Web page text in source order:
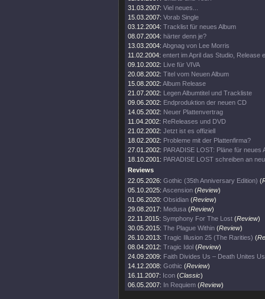
31.03.2007: Viel neues...
15.03.2007: Vorab Single
03.12.2004: Tracklist für neues Album
08.07.2004: härter denn je?
13.03.2004: Abgnag von Lee Morris
11.02.2004: entert im April das Studio, Release
09.10.2002: Live für VIVA
20.08.2002: Titel vom Neuen Album
15.08.2002: Album Release
21.07.2002: Legen Albumtitel und Trackliste
09.06.2002: Endproduktion der neuen CD
14.05.2002: Neuer Plattenvertrag
11.04.2002: ReReleases und DVD
21.02.2002: Jetzt ist es offiziell
18.02.2002: Probleme mit der Plattenfirma?
27.01.2002: PARADISE LOST: Pläne für neues
18.10.2001: PARADISE LOST schreiben an
Reviews
22.05.2026: Gothic (35th Anniversary Edition) (
05.10.2025: Ascension (Review)
01.06.2020: Obsidian (Review)
29.08.2017: Medusa (Review)
22.11.2015: Symphony For The Lost (Review)
30.05.2015: The Plague Within (Review)
26.10.2013: Tragic Illusion 25 (The Rarities) (
08.04.2012: Tragic Idol (Review)
24.09.2009: Faith Divides Us – Death Unites Us
14.12.2008: Gothic (Review)
16.11.2007: Icon (Classic)
06.05.2007: In Requiem (Review)